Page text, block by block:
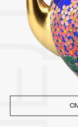
4. Специалисты
реже одного раза
фланелевой или